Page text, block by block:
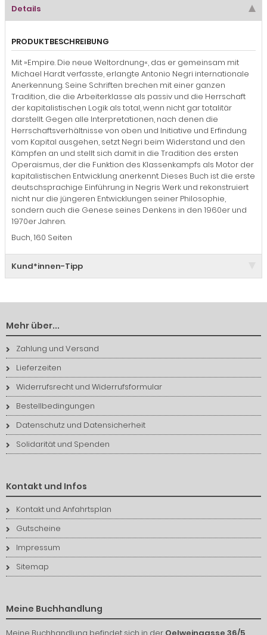
Details
PRODUKTBESCHREIBUNG
Mit »Empire. Die neue Weltordnung«, das er gemeinsam mit
Michael Hardt verfasste, erlangte Antonio Negri internationale
Anerkennung. Seine Schriften brechen mit einer ganzen
Tradition, die die Arbeiterklasse als passiv und die Herrschaft
der kapitalistischen Logik als total, wenn nicht gar totalitär
darstellt. Gegen alle Interpretationen, nach denen die
Herrschaftsverhältnisse von oben und Initiative und Erfindung
vom Kapital ausgehen, setzt Negri beim Widerstand und den
Kämpfen an und stellt sich damit in die Tradition des ersten
Operaismus, der die Funktion des Klassenkampfs als Motor der
kapitalistischen Entwicklung anerkennt. Dieses Buch ist die erste
deutschsprachige Einführung in Negris Werk und rekonstruiert
nicht nur die jüngeren Entwicklungen seiner Philosophie,
sondern auch die Genese seines Denkens in den 1960er und
1970er Jahren.
Buch, 160 Seiten
Kund*innen-Tipp
Mehr über...
Zahlung und Versand
Lieferzeiten
Widerrufsrecht und Widerrufsformular
Bestellbedingungen
Datenschutz und Datensicherheit
Solidarität und Spenden
Kontakt und Infos
Kontakt und Anfahrtsplan
Gutscheine
Impressum
Sitemap
Meine Buchhandlung
Meine Buchhandlung befindet sich in der Oelweingasse 36/5,